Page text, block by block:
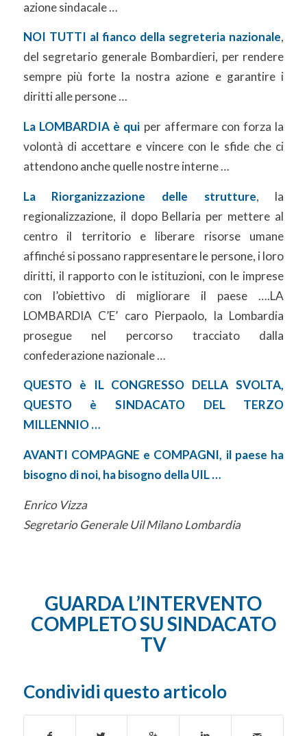
azione sindacale …
NOI TUTTI al fianco della segreteria nazionale,
del segretario generale Bombardieri, per rendere
sempre più forte la nostra azione e garantire i
diritti alle persone …
La LOMBARDIA è qui per affermare con forza la
volontà di accettare e vincere con le sfide che ci
attendono anche quelle nostre interne …
La Riorganizzazione delle strutture, la
regionalizzazione, il dopo Bellaria per mettere al
centro il territorio e liberare risorse umane
affinché si possano rappresentare le persone, i loro
diritti, il rapporto con le istituzioni, con le imprese
con l’obiettivo di migliorare il paese ….LA
LOMBARDIA C’E’ caro Pierpaolo, la Lombardia
prosegue nel percorso tracciato dalla
confederazione nazionale …
QUESTO è IL CONGRESSO DELLA SVOLTA,
QUESTO è SINDACATO DEL TERZO
MILLENNIO …
AVANTI COMPAGNE e COMPAGNI, il paese ha
bisogno di noi, ha bisogno della UIL …
Enrico Vizza
Segretario Generale Uil Milano Lombardia
GUARDA L’INTERVENTO
COMPLETO SU SINDACATO
TV
Condividi questo articolo